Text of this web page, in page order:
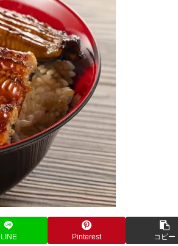
LINE Pinterest コピー